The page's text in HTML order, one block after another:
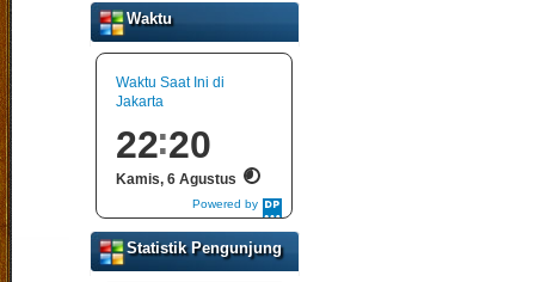
Waktu
Powered by
DaysPedia.com
Waktu Saat Ini di
Jakarta
22 20
Kamis, 6 Agustus
Statistik Pengunjung